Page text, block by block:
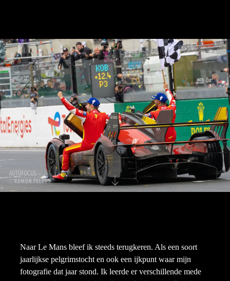
Naar Le Mans bleef ik steeds terugkeren. Als een soort
jaarlijkse pelgrimstocht en ook een ijkpunt waar mijn
fotografie dat jaar stond. Ik leerde er verschillende mede